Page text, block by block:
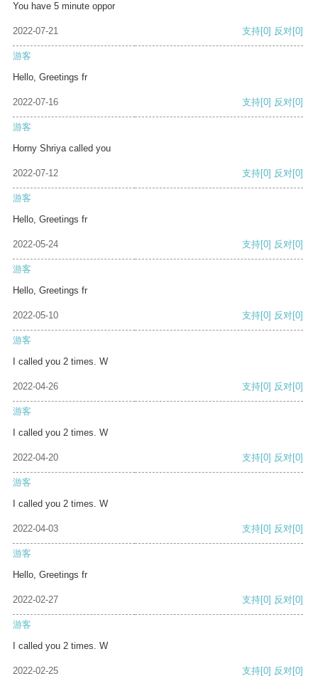
You have 5 minute oppor
2022-07-21 支持[0] 反对[0]
游客
Hello, Greetings fr
2022-07-16 支持[0] 反对[0]
游客
Horny Shriya called you
2022-07-12 支持[0] 反对[0]
游客
Hello, Greetings fr
2022-05-24 支持[0] 反对[0]
游客
Hello, Greetings fr
2022-05-10 支持[0] 反对[0]
游客
I called you 2 times. W
2022-04-26 支持[0] 反对[0]
游客
I called you 2 times. W
2022-04-20 支持[0] 反对[0]
游客
I called you 2 times. W
2022-04-03 支持[0] 反对[0]
游客
Hello, Greetings fr
2022-02-27 支持[0] 反对[0]
游客
I called you 2 times. W
2022-02-25 支持[0] 反对[0]